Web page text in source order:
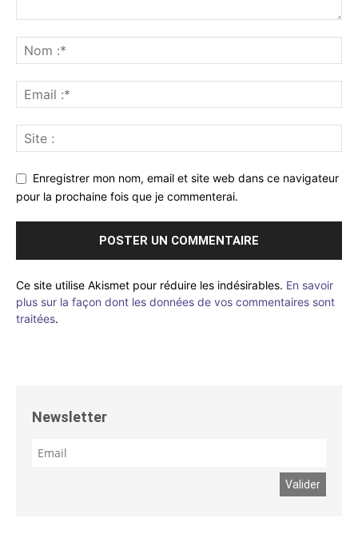
Enregistrer mon nom, email et site web dans ce navigateur
pour la prochaine fois que je commenterai.
Ce site utilise Akismet pour réduire les indésirables. En savoir
plus sur la façon dont les données de vos commentaires sont
traitées.
Newsletter